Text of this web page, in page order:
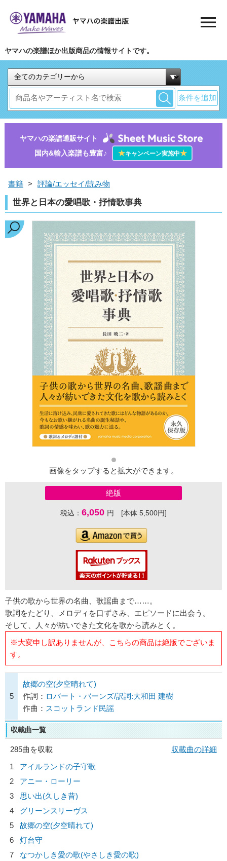
ヤマハの楽譜ほか出版商品の情報サイトです。
条件を追加
ヤマハの楽譜通販サイト
国内&輸入楽譜も豊富♪
★キャンペーン実施中★
書籍 > 評論/エッセイ/読み物
世界と日本の愛唱歌・抒情歌事典
画像をタップすると拡大ができます。
絶版
税込： 6,050 円 [本体 5,500円]
子供の歌から世界の名曲、歌謡曲まで……。
歌詞をたどり、メロディを口ずさみ、エピソードに出会う。
そして、人々が紡いできた文化を歌から読みとく。
※大変申し訳ありませんが、こちらの商品は絶版でございま
す。
5
故郷の空(夕空晴れて)
作詞： ロバート・バーンズ/訳詞:大和田 建樹
作曲： スコットランド民謡
収載曲一覧
285曲を収載
収載曲の詳細
1
アイルランドの子守歌
2
アニー・ローリー
3
思い出(久しき昔)
4
グリーンスリーヴス
5
故郷の空(夕空晴れて)
6
灯台守
7
なつかしき愛の歌(やさしき愛の歌)